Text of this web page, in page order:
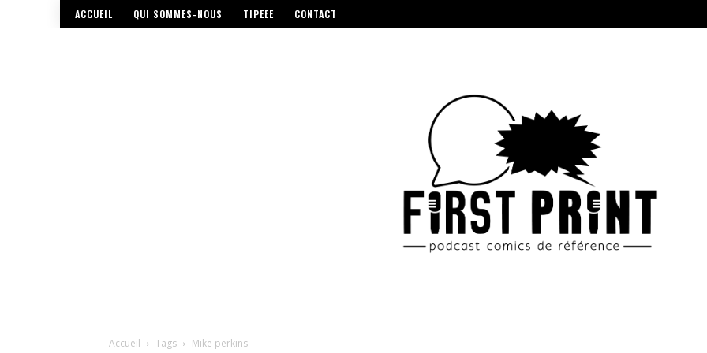
ACCUEIL QUI SOMMES-NOUS TIPEEE CONTACT
Accueil Tags Mike perkins